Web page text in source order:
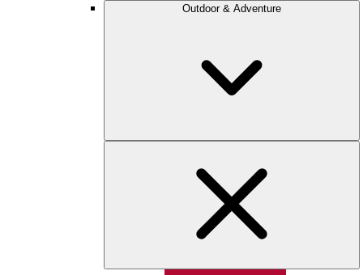
Outdoor & Adventure